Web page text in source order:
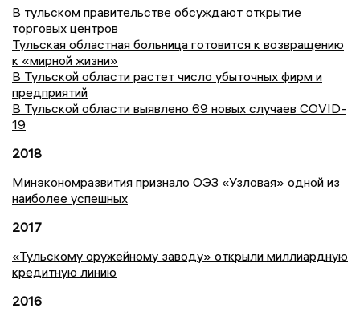
В тульском правительстве обсуждают открытие
торговых центров
Тульская областная больница готовится к возвращению
к «мирной жизни»
В Тульской области растет число убыточных фирм и
предприятий
В Тульской области выявлено 69 новых случаев COVID-
19
2018
Минэкономразвития признало ОЭЗ «Узловая» одной из
наиболее успешных
2017
«Тульскому оружейному заводу» открыли миллиардную
кредитную линию
2016